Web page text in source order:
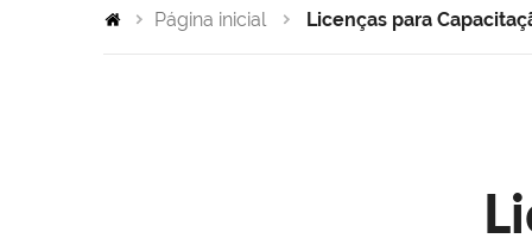
Página inicial Licenças para